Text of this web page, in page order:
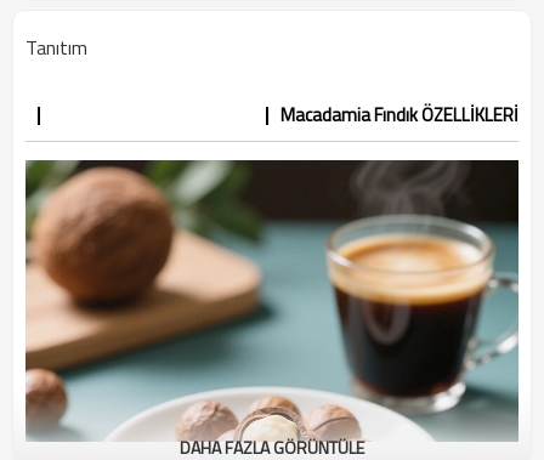
Tanıtım
Macadamia Fındık ÖZELLİKLERİ
DAHA FAZLA GÖRÜNTÜLE